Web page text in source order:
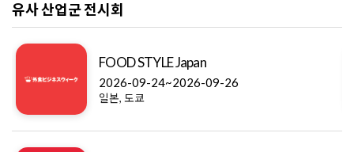
유사 산업군 전시회
FOOD STYLE Japan
2026-09-24~2026-09-26
일본, 도쿄